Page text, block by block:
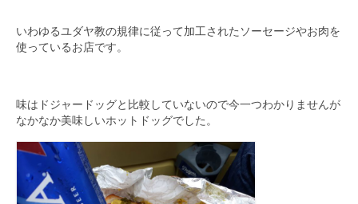
いわゆるユダヤ教の規律に従って加工されたソーセージやお肉を
使っているお店です。
味はドジャードッグと比較していないので今一つわかりませんが
なかなか美味しいホットドッグでした。